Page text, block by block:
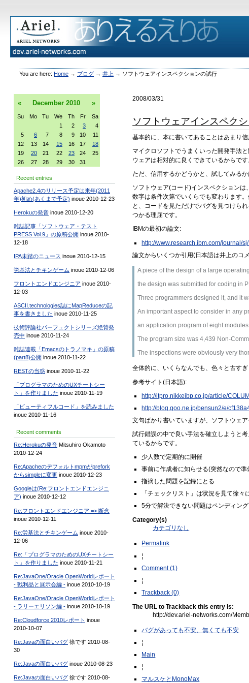
You are here: Home → ブログ → 井上 → ソフトウェアインスペクションの試行
« December 2010 »
Su Mo Tu We Th Fr
Sa
1
2 3
4
5
6 7 8 9 10
11
12
13 14 15 16 17
18
19
20 21 22 23 24
25
26
27 28 29 30 31
Recent entries
Apache2.4のリリース予定は来年(2011
年)初め(あくまで予定) inoue 2010-12-23
Herokuの発音 inoue 2010-12-20
雑誌記事「ソフトウェア・テスト
PRESS Vol.9」の原稿公開 inoue 2010-
12-18
IPA未踏のニュース inoue 2010-12-15
労基法とチキンゲーム inoue 2010-12-06
フロントエンドエンジニア inoue 2010-
12-03
ASCII.technologies誌にMapReduceの記
事を書きました inoue 2010-11-25
技術評論社パーフェクトシリーズ絶賛発
売中 inoue 2010-11-24
雑誌連載「Emacsのトラノマキ」の原稿
(part8)公開 inoue 2010-11-22
RESTの当惑 inoue 2010-11-22
「プログラマのためのUXチートシー
ト」を作りました inoue 2010-11-19
「ビューティフルコード」を読みました
inoue 2010-11-16
Recent comments
Re:Herokuの発音 Mitsuhiro Okamoto
2010-12-24
Re:Apacheのデフォルトmpmがprefork
からsimpleに変更 inoue 2010-12-23
Googleは(Re:フロントエンドエンジニ
ア) inoue 2010-12-12
Re:フロントエンドエンジニア => 断念
inoue 2010-12-11
Re:労基法とチキンゲーム inoue 2010-
12-06
Re:「プログラマのためのUXチートシー
ト」を作りました inoue 2010-11-21
Re:JavaOne/Oracle OpenWorldレポート
- 戦利品と展示会編 - inoue 2010-10-19
Re:JavaOne/Oracle OpenWorldレポート
- ラリーエリソン編 - inoue 2010-10-19
Re:Cloudforce 2010レポート inoue
2010-10-07
Re:Javaの面白いバグ 徐です 2010-08-
30
Re:Javaの面白いバグ inoue 2010-08-23
Re:Javaの面白いバグ 徐です 2010-08-
2008/03/31
ソフトウェアインスペク
基本的に、本に書いてあることはあまり
マイクロソフトでうまくいった開発手法
ウェアは相対的に良くできているからで
ただ、信用するかどうかと、試してみる
ソフトウェア(コード)インスペクション
数字は条件次第でいくらでも変わります
と、コードを見ただけでバグを見つけら
つかる理屈です。
IBMの最初の論文:
http://www.research.ibm.com/journal/
論文からいくつか引用(日本語は井上のコ
A piece of the design of a large
the design was submitted for coding in
Three programmers designed it, and it
An important aspect to consider in any
an application program of eight
The program size was 4,439 Non-
The inspections were obviously very
全体的に、いくらなんでも、色々と古すぎ
参考サイト(日本語):
http://itpro.nikkeibp.co.jp/article/
http://blog.goo.ne.jp/bensun2/e/
文句ばかり書いていますが、ソフトウェ
試行錯誤の中で良い手法を確立しようと
ているからです。
少人数で定期的に開催
事前に作成者に知らせる(突然なので
指摘した問題を記録にとる
「チェックリスト」は状況を見て徐々
5分で解決できない問題はペンディン
Category(s)
カテゴリなし
Permalink
¦
Comment (1)
¦
Trackback (0)
The URL to Trackback this entry is:
http://dev.ariel-networks.com/
バグがあっても不安、無くても不安
¦
Main
¦
マルスケとMonoMax